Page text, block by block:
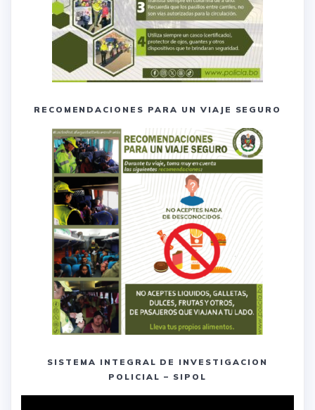
RECOMENDACIONES PARA UN VIAJE SEGURO
SISTEMA INTEGRAL DE INVESTIGACION
POLICIAL – SIPOL